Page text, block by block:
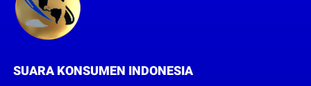
SUARA KONSUMEN INDONESIA